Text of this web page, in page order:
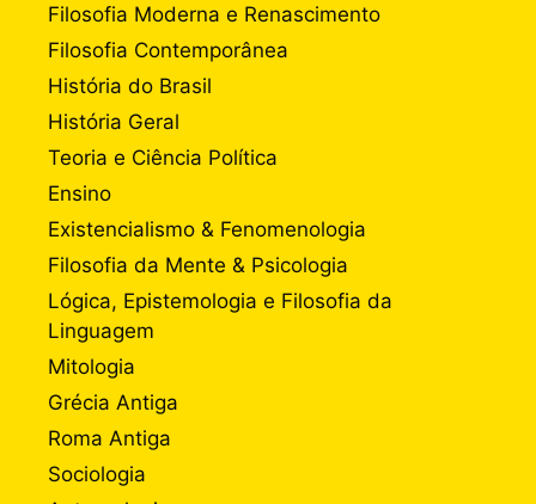
Filosofia Moderna e Renascimento
Filosofia Contemporânea
História do Brasil
História Geral
Teoria e Ciência Política
Ensino
Existencialismo & Fenomenologia
Filosofia da Mente & Psicologia
Lógica, Epistemologia e Filosofia da
Linguagem
Mitologia
Grécia Antiga
Roma Antiga
Sociologia